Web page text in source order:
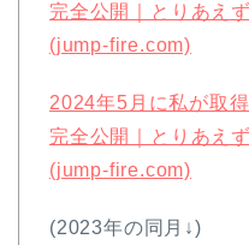
完全公開｜とりあえ
(jump-fire.com)
2024年5月に私が取
完全公開｜とりあえ
(jump-fire.com)
(2023年の同月↓)